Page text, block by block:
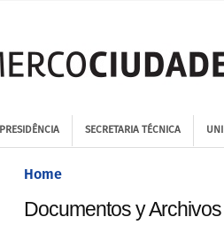
PRESIDÊNCIA SECRETARIA TÉCNICA
Home
Documentos y Archivos